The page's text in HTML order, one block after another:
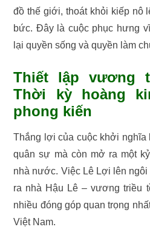
đồ thế giới, thoát khỏi kiếp nô
bức. Đây là cuộc phục hưng
lại quyền sống và quyền làm
Thiết lập vương
Thời kỳ hoàng
phong kiến
Thắng lợi của cuộc khởi
quân sự mà còn mở ra một
nhà nước. Việc Lê Lợi lên ngôi
ra nhà Hậu Lê – vương triều
nhiều đóng góp quan trọng
Việt Nam.